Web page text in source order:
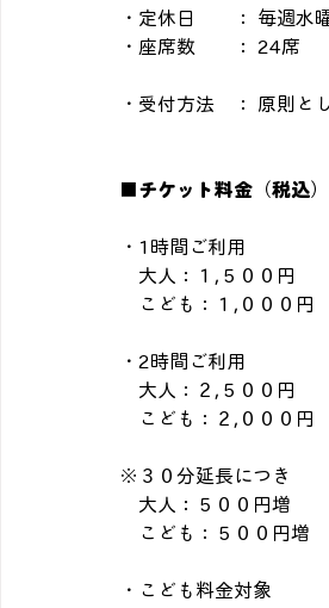
・定休日　　： 毎週水
・座席数　　： 24席
・受付方法　： 原則と
■チケット料金（税込）
・1時間ご利用
大人：１,５００円
こども：１,０００円
・2時間ご利用
大人：２,５００円
こども：２,０００円
※３０分延長につき
大人：５００円増
こども：５００円増
・こども料金対象